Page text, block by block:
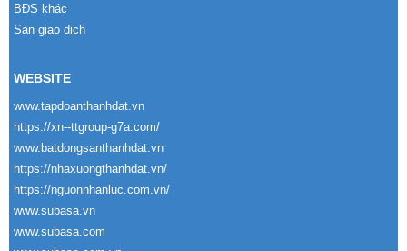
BĐS khác
Sàn giao dịch
WEBSITE
www.tapdoanthanhdat.vn
https://xn--ttgroup-g7a.com/
www.batdongsanthanhdat.vn
https://nhaxuongthanhdat.vn/
https://nguonnhanluc.com.vn/
www.subasa.vn
www.subasa.com